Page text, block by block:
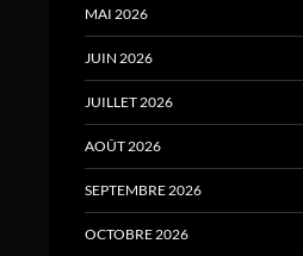
MAI 2026
JUIN 2026
JUILLET 2026
AOÛT 2026
SEPTEMBRE 2026
OCTOBRE 2026